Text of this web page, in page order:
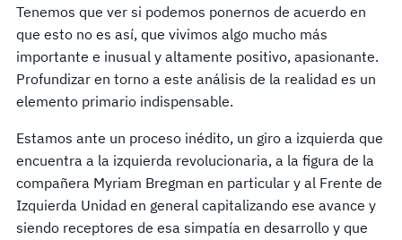
Tenemos que ver si podemos ponernos de acuerdo en
que esto no es así, que vivimos algo mucho más
importante e inusual y altamente positivo, apasionante.
Profundizar en torno a este análisis de la realidad es un
elemento primario indispensable.
Estamos ante un proceso inédito, un giro a izquierda que
encuentra a la izquierda revolucionaria, a la figura de la
compañera Myriam Bregman en particular y al Frente de
Izquierda Unidad en general capitalizando ese avance y
siendo receptores de esa simpatía en desarrollo y que